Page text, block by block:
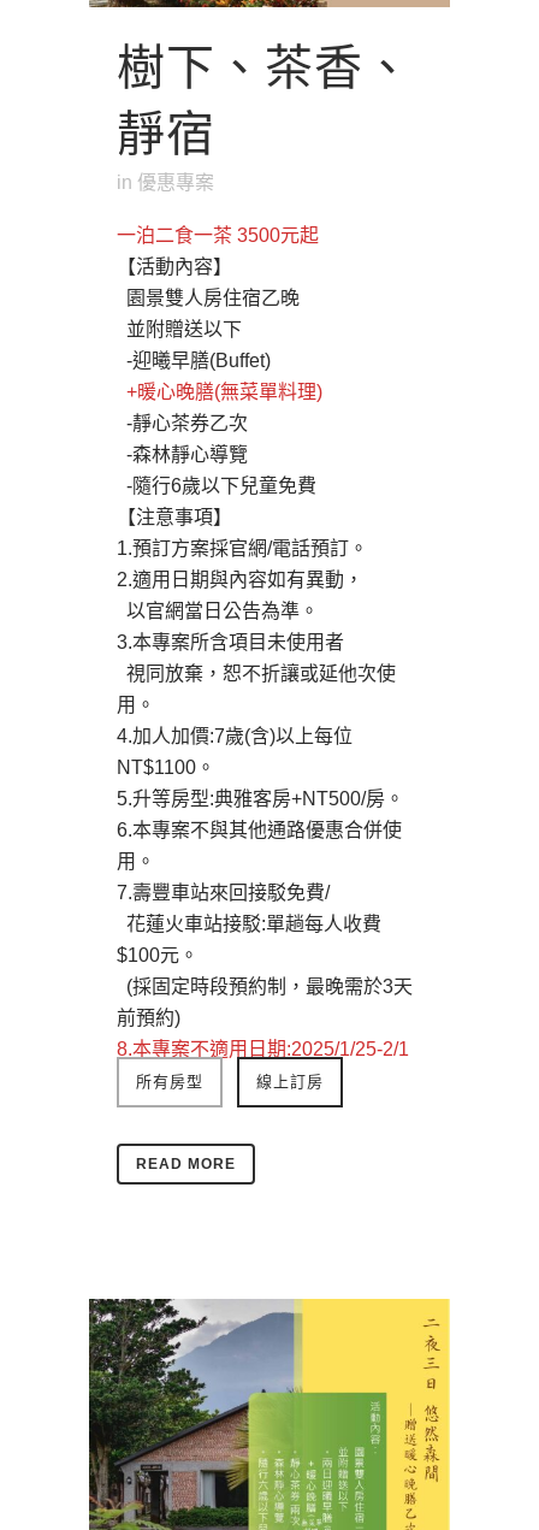
樹下、茶香、
靜宿
in 優惠專案
一泊二食一茶 3500元起
【活動內容】
園景雙人房住宿乙晚
並附贈送以下
-迎曦早膳(Buffet)
+暖心晚膳(無菜單料理)
-靜心茶券乙次
-森林靜心導覽
-隨行6歲以下兒童免費
【注意事項】
1.預訂方案採官網/電話預訂。
2.適用日期與內容如有異動，
以官網當日公告為準。
3.本專案所含項目未使用者
視同放棄，恕不折讓或延他次使
用。
4.加人加價:7歲(含)以上每位
NT$1100。
5.升等房型:典雅客房+NT500/房。
6.本專案不與其他通路優惠合併使
用。
7.壽豐車站來回接駁免費/
花蓮火車站接駁:單趟每人收費
$100元。
(採固定時段預約制，最晚需於3天
前預約)
8.本專案不適用日期:2025/1/25-2/1
所有房型 線上訂房
READ MORE